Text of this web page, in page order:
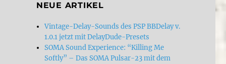
NEUE ARTIKEL
Vintage-Delay-Sounds des PSP BBDelay v.
1.0.1 jetzt mit DelayDude-Presets
SOMA Sound Experience: “Killing Me
Softly” – Das SOMA Pulsar-23 mit dem